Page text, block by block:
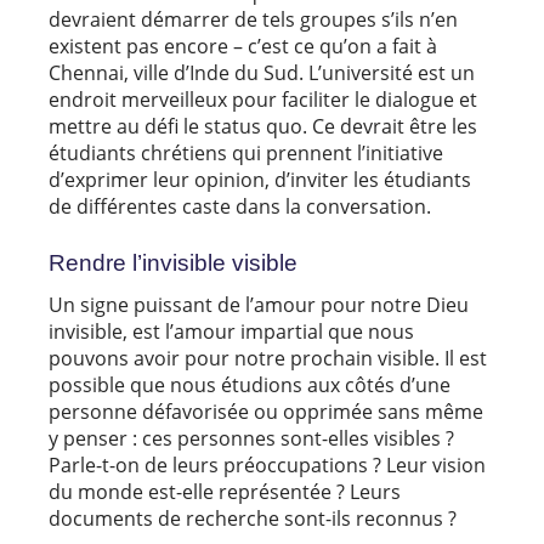
devraient démarrer de tels groupes s’ils n’en
existent pas encore – c’est ce qu’on a fait à
Chennai, ville d’Inde du Sud. L’université est un
endroit merveilleux pour faciliter le dialogue et
mettre au défi le status quo. Ce devrait être les
étudiants chrétiens qui prennent l’initiative
d’exprimer leur opinion, d’inviter les étudiants
de différentes caste dans la conversation.
Rendre l’invisible visible
Un signe puissant de l’amour pour notre Dieu
invisible, est l’amour impartial que nous
pouvons avoir pour notre prochain visible. Il est
possible que nous étudions aux côtés d’une
personne défavorisée ou opprimée sans même
y penser : ces personnes sont-elles visibles ?
Parle-t-on de leurs préoccupations ? Leur vision
du monde est-elle représentée ? Leurs
documents de recherche sont-ils reconnus ?